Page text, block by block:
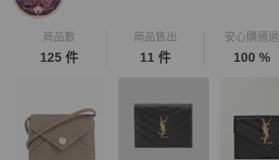
商品數
125 件
商品售出
11 件
安心購通過
100 %